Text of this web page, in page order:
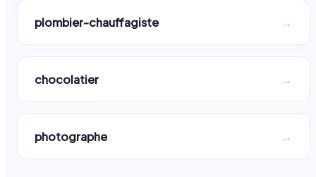
plombier-chauffagiste →
chocolatier →
photographe →